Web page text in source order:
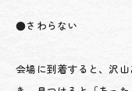
●さわらない
会場に到着すると、沢